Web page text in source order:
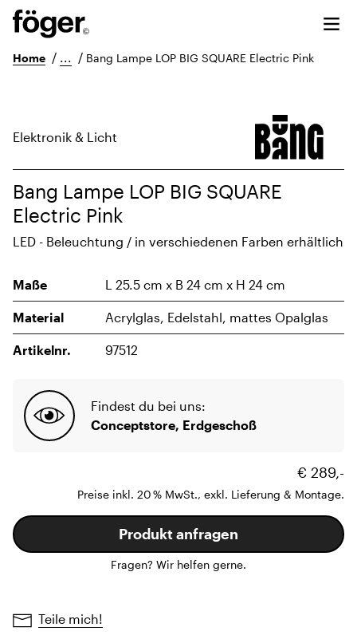
Home / ... / Bang Lampe LOP BIG SQUARE Electric Pink
Elektronik & Licht
Bang Lampe LOP BIG SQUARE
Electric Pink
LED - Beleuchtung / in verschiedenen Farben erhältlich
Maße L 25.5 cm x B 24 cm x H 24 cm
Material Acrylglas, Edelstahl, mattes Opalglas
Artikelnr. 97512
Findest du bei uns:
Conceptstore, Erdgeschoß
€ 289,-
Preise inkl. 20 % MwSt., exkl. Lieferung & Montage.
Produkt anfragen
Fragen? Wir helfen gerne.
Teile mich!